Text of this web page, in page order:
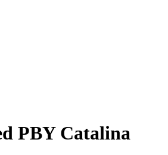
PBY Catalina